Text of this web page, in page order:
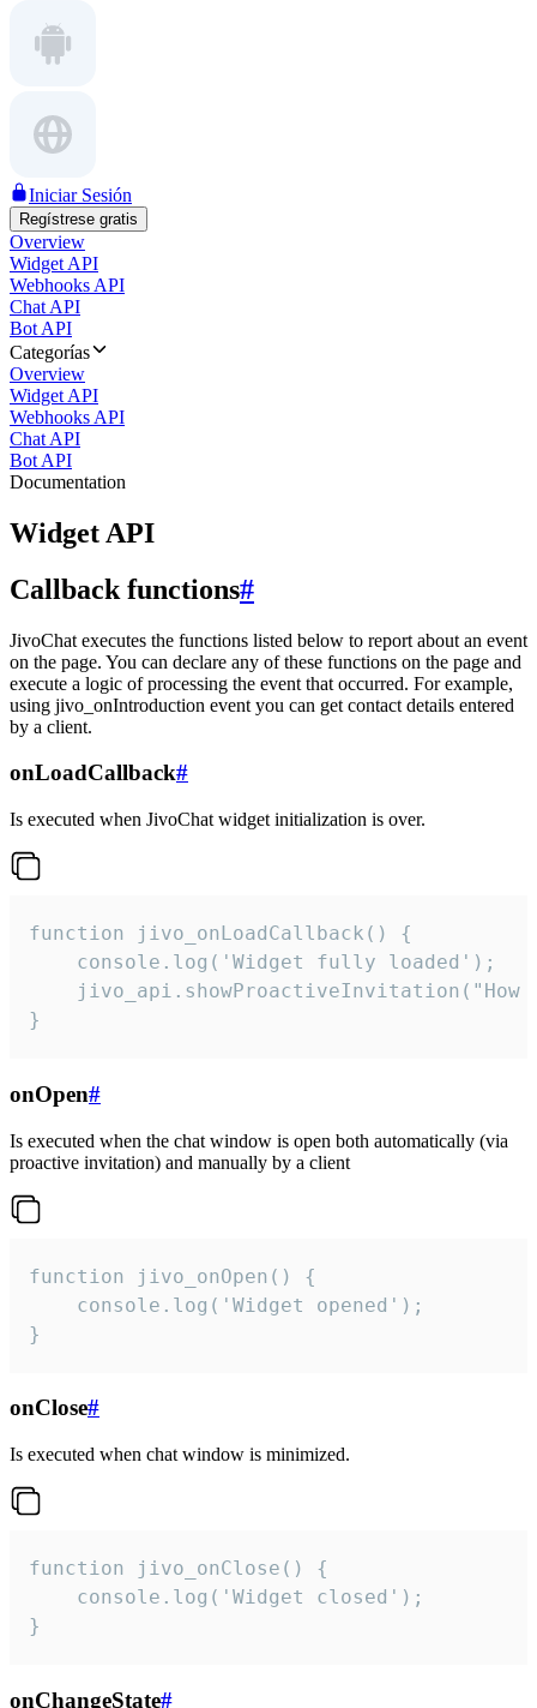
Iniciar Sesión
Regístrese gratis
Overview
Widget API
Webhooks API
Chat API
Bot API
Categorías
Overview
Widget API
Webhooks API
Chat API
Bot API
Documentation
Widget API
Callback functions#
JivoChat executes the functions listed below to report about an event
on the page. You can declare any of these functions on the page and
execute a logic of processing the event that occurred. For example,
using jivo_onIntroduction event you can get contact details entered
by a client.
onLoadCallback#
Is executed when JivoChat widget initialization is over.
function jivo_onLoadCallback() {
    console.log('Widget fully loaded');
jivo_api.showProactiveInvitation("How
}
onOpen#
Is executed when the chat window is open both automatically (via
proactive invitation) and manually by a client
function jivo_onOpen() {
    console.log('Widget opened');
}
onClose#
Is executed when chat window is minimized.
function jivo_onClose() {
    console.log('Widget closed');
}
onChangeState#